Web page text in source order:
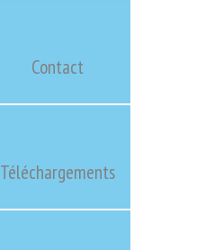
Contact
Téléchargements